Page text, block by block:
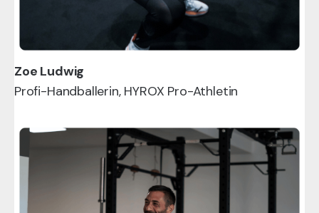
Zoe Ludwig
Profi-Handballerin, HYROX Pro-Athletin